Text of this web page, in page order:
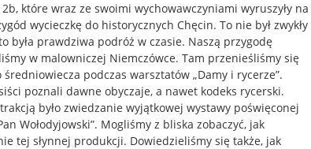
które wraz ze swoimi wychowawczyniami wyruszyły na
wycieczkę do historycznych Chęcin. To nie był zwykły
była prawdziwa podróż w czasie. Naszą przygodę
w malowniczej Niemczówce. Tam przenieśliśmy się
średniowiecza podczas warsztatów „Damy i rycerze”.
poznali dawne obyczaje, a nawet kodeks rycerski.
było zwiedzanie wyjątkowej wystawy poświęconej
Wołodyjowski”. Mogliśmy z bliska zobaczyć, jak
tej słynnej produkcji. Dowiedzieliśmy się także, jak